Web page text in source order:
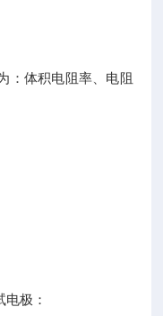
：体积电阻率、电阻
极：